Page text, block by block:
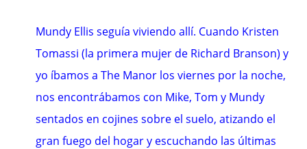
Mundy Ellis seguía viviendo allí. Cuando Kristen
Tomassi (la primera mujer de Richard Branson) y
yo íbamos a The Manor los viernes por la noche,
nos encontrábamos con Mike, Tom y Mundy
sentados en cojines sobre el suelo, atizando el
gran fuego del hogar y escuchando las últimas